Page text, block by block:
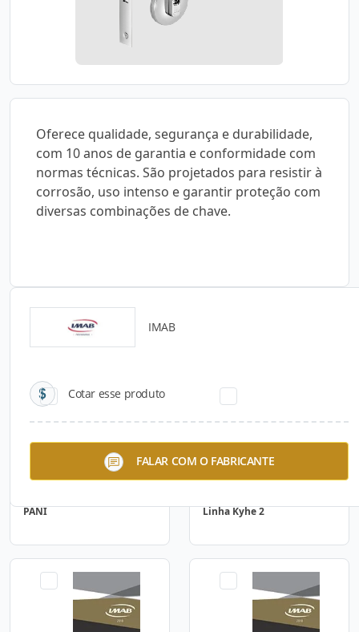
Oferece qualidade, segurança e durabilidade,
com 10 anos de garantia e conformidade com
normas técnicas. São projetados para resistir à
corrosão, uso intenso e garantir proteção com
diversas combinações de chave.
IMAB
Cotar esse produto
FALAR COM O FABRICANTE
Catálogos para Download
PANI Linha Kyhe 2